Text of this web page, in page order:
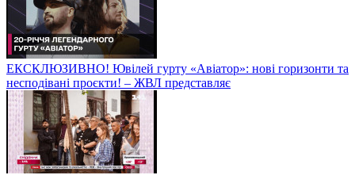
ЕКСКЛЮЗИВНО! Ювілей гурту «Авіатор»: нові горизонти та
несподівані проєкти! – ЖВЛ представляє